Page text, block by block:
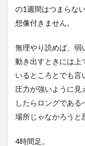
の1週間はつまらな
想像付きません。
無理やり読めば、弱
動き出すときには上
いるところとでも言
圧力が強いように見
したらロングであ
場所じゃなかろうと
4時間足。